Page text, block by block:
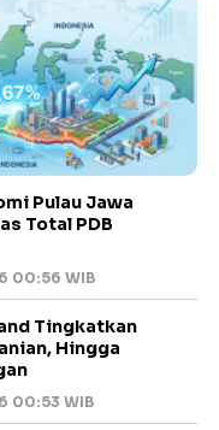
Pulau Jawa
Total PDB
00:56 WIB
Tingkatkan
Hingga
00:53 WIB